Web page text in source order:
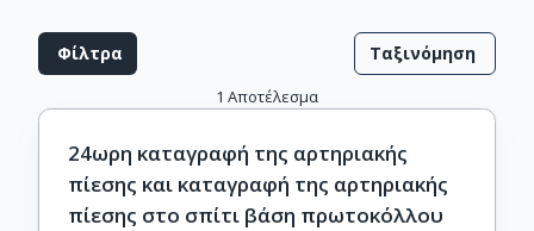
Φίλτρα Ταξινόμηση
1 Αποτέλεσμα
24ωρη καταγραφή της αρτηριακής
πίεσης και καταγραφή της αρτηριακής
πίεσης στο σπίτι βάση πρωτοκόλλου